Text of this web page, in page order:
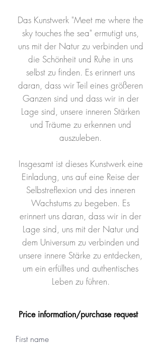
Das Kunstwerk "Meet me where the
sky touches the sea" ermutigt uns,
uns mit der Natur zu verbinden und
die Schönheit und Ruhe in uns
selbst zu finden. Es erinnert uns
daran, dass wir Teil eines größeren
Ganzen sind und dass wir in der
Lage sind, unsere inneren Stärken
und Träume zu erkennen und
auszuleben.
Insgesamt ist dieses Kunstwerk eine
Einladung, uns auf eine Reise der
Selbstreflexion und des inneren
Wachstums zu begeben. Es
erinnert uns daran, dass wir in der
Lage sind, uns mit der Natur und
dem Universum zu verbinden und
unsere innere Stärke zu entdecken,
um ein erfülltes und authentisches
Leben zu führen.
Price information/purchase request
First name